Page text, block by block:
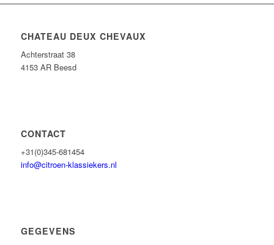
CHATEAU DEUX CHEVAUX
Achterstraat 38
4153 AR Beesd
CONTACT
+31(0)345-681454
info@citroen-klassiekers.nl
GEGEVENS